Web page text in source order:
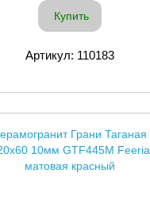
Купить
Артикул: 110183
Грани Таганая
10мм GTF445M Feeria
матовая красный